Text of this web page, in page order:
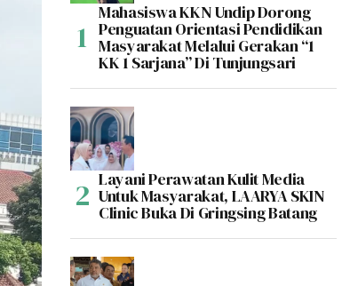
Mahasiswa KKN Undip Dorong
Penguatan Orientasi Pendidikan
Masyarakat Melalui Gerakan “1
KK 1 Sarjana” Di Tunjungsari
Layani Perawatan Kulit Media
Untuk Masyarakat, LAARYA SKIN
Clinic Buka Di Gringsing Batang